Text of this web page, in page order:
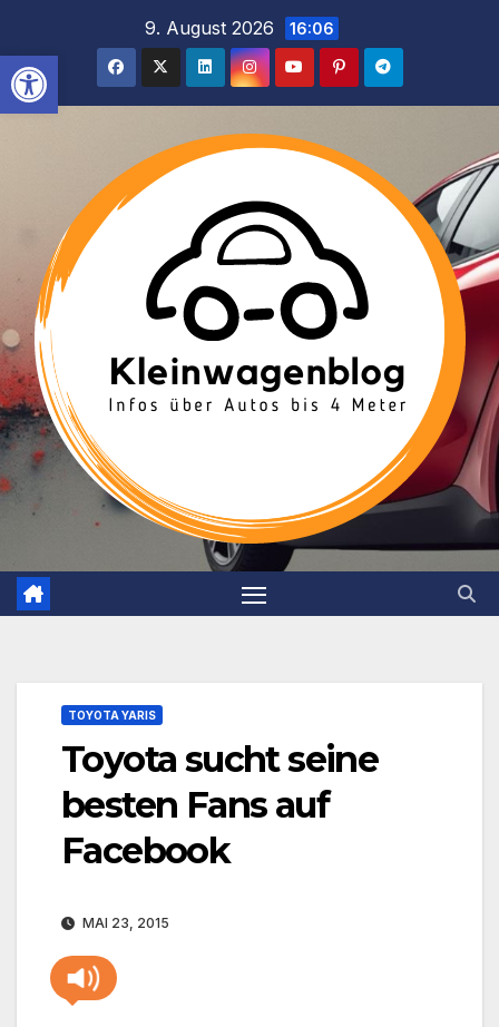
Werkzeugleiste öffnen
springen
9. August 2026 16:06
TOYOTA YARIS
Toyota sucht seine
besten Fans auf
Facebook
MAI 23, 2015